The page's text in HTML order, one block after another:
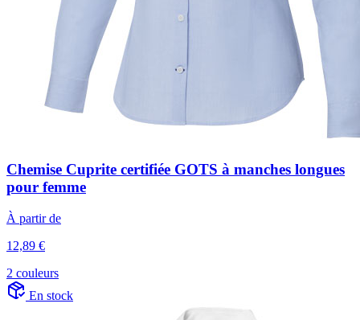
Chemise Cuprite certifiée GOTS à manches longues
pour femme
À partir de
12,89 €
2 couleurs
En stock